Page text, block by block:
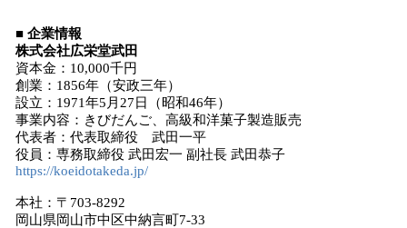
■ 企業情報
株式会社広栄堂武田
資本金：10,000千円
創業：1856年（安政三年）
設立：1971年5月27日（昭和46年）
事業内容：きびだんご、高級和洋菓子製造販売
代表者：代表取締役 武田一平
役員：専務取締役 武田宏一 副社長 武田恭子
https://koeidotakeda.jp/
本社：〒703-8292
岡山県岡山市中区中納言町7-33